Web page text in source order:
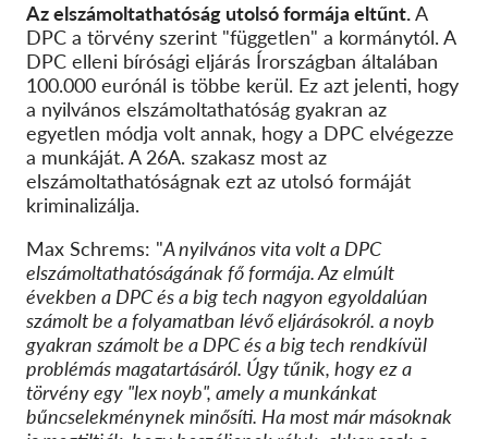
Az elszámoltathatóság utolsó formája eltűnt.A
DPC a törvény szerint "független" a kormánytól. A
DPC elleni bírósági eljárás Írországban általában
100.000 eurónál is többe kerül. Ez azt jelenti, hogy
a nyilvános elszámoltathatóság gyakran az
egyetlen módja volt annak, hogy a DPC elvégezze
a munkáját. A 26A. szakasz most az
elszámoltathatóságnak ezt az utolsó formáját
kriminalizálja.
Max Schrems: "A nyilvános vita volt a DPC
elszámoltathatóságának fő formája. Az elmúlt
években a DPC és a big tech nagyon egyoldalúan
számolt be a folyamatban lévő eljárásokról. a noyb
gyakran számolt be a DPC és a big tech rendkívül
problémás magatartásáról. Úgy tűnik, hogy ez a
törvény egy "lex noyb", amely a munkánkat
bűncselekménynek minősíti. Ha most már másoknak